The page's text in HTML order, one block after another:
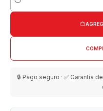
Cantidad
🔒 Pago seguro · ✅ Garantía